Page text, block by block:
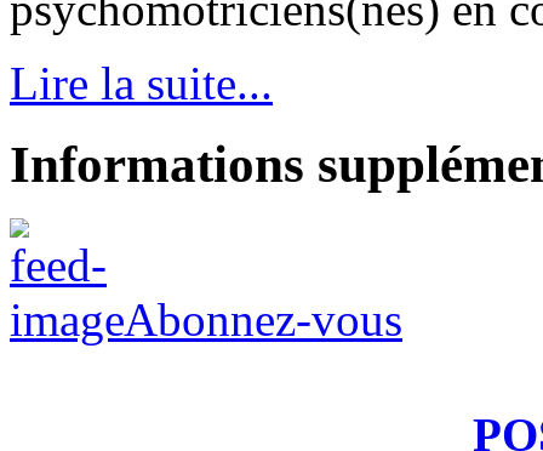
Lire la suite...
Informations
Abonnez-vous